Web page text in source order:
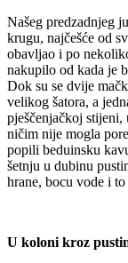
Našeg predzadnjeg
krugu, najčešće od
obavljao i po
nakupilo od kada je
Dok su se dvije
velikog šatora, a
pješčenjačkoj stijeni,
ničim nije mogla
popili beduinsku
šetnju u dubinu
hrane, bocu vode i
U koloni kroz